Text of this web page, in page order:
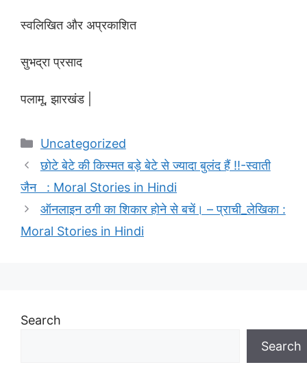
स्वलिखित और अप्रकाशित
सुभद्रा प्रसाद
पलामू, झारखंड |
Categories
Uncategorized
छोटे बेटे की किस्मत बड़े बेटे से ज्यादा बुलंद हैं !!-स्वाती
जैन : Moral Stories in Hindi
ऑनलाइन ठगी का शिकार होने से बचें। – प्राची_लेखिका :
Moral Stories in Hindi
Search
Search